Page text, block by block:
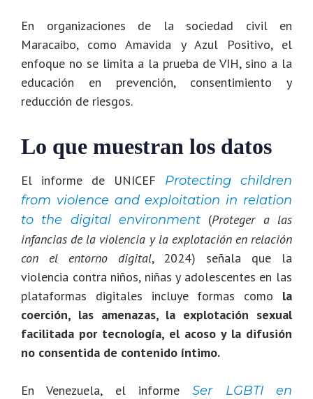
En organizaciones de la sociedad civil en
Maracaibo, como Amavida y Azul Positivo, el
enfoque no se limita a la prueba de VIH, sino a la
educación en prevención, consentimiento y
reducción de riesgos.
Lo que muestran los datos
El informe de UNICEF Protecting children
from violence and exploitation in relation
to the digital environment (Proteger a las
infancias de la violencia y la explotación en relación
con el entorno digital, 2024) señala que la
violencia contra niños, niñas y adolescentes en las
plataformas digitales incluye formas como la
coerción, las amenazas, la explotación sexual
facilitada por tecnología, el acoso y la difusión
no consentida de contenido íntimo.
En Venezuela, el informeSer LGBTI en